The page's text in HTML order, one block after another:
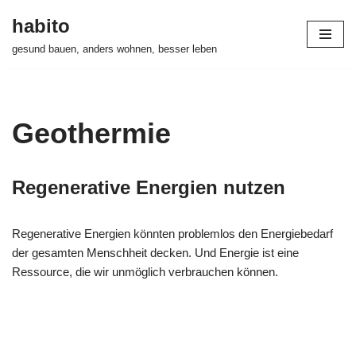
habito
gesund bauen, anders wohnen, besser leben
Geothermie
Regenerative Energien nutzen
Regenerative Energien könnten problemlos den Energiebedarf
der gesamten Menschheit decken. Und Energie ist eine
Ressource, die wir unmöglich verbrauchen können.